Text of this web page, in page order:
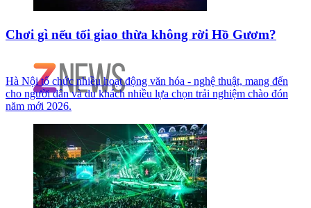
Chơi gì nếu tối giao thừa không rời Hồ Gươm?
Hà Nội tổ chức nhiều hoạt động văn hóa - nghệ thuật, mang đến
cho người dân và du khách nhiều lựa chọn trải nghiệm chào đón
năm mới 2026.